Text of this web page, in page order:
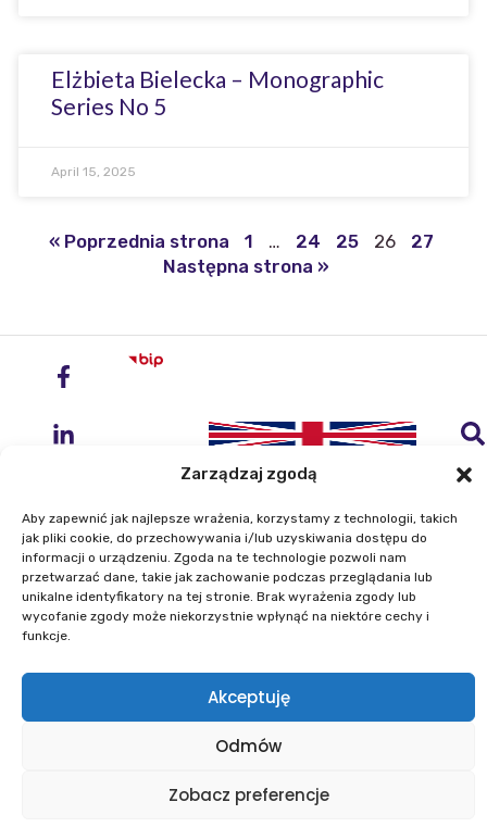
Zarządzaj zgodą
Aby zapewnić jak najlepsze wrażenia, korzystamy z technologii, takich
jak pliki cookie, do przechowywania i/lub uzyskiwania dostępu do
informacji o urządzeniu. Zgoda na te technologie pozwoli nam
przetwarzać dane, takie jak zachowanie podczas przeglądania lub
unikalne identyfikatory na tej stronie. Brak wyrażenia zgody lub
wycofanie zgody może niekorzystnie wpłynąć na niektóre cechy i
funkcje.
Akceptuję
Odmów
Zobacz preferencje
Elżbieta Bielecka – Monographic
Series No 5
April 15, 2025
« Poprzednia strona 1 … 24 25 26
27
Następna strona »
Institute of Geodesy and Cartography
ul. Zygmunta Modzelewskiego 27
02-679 Warszawa
Phone: +48 22 329 19 00
E-mail: igik@igik.edu.pl
Powered by ESITIO - Your Digital Space